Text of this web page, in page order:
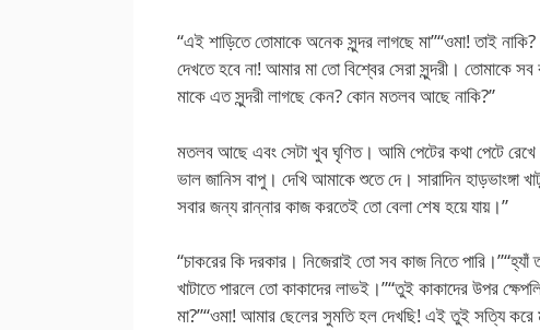
“এই শাড়িতে তোমাকে অনেক সুন্দর লাগছে মা”“ওমা! তাই
দেখতে হবে না! আমার মা তো বিশ্বের সেরা সুন্দরী। তোমাকে
মাকে এত সুন্দরী লাগছে কেন? কোন মতলব আছে নাকি?”
মতলব আছে এবং সেটা খুব ঘৃণিত। আমি পেটের কথা পেটে
ভাল জানিস বাপু। দেখি আমাকে শুতে দে। সারাদিন
সবার জন্য রান্নার কাজ করতেই তো বেলা শেষ হয়ে যায়।”
“চাকরের কি দরকার। নিজেরাই তো সব কাজ নিতে
খাটাতে পারলে তো কাকাদের লাভই।”“তুই কাকাদের উপর
মা?”“ওমা! আমার ছেলের সুমতি হল দেখছি! এই তুই সত্যি